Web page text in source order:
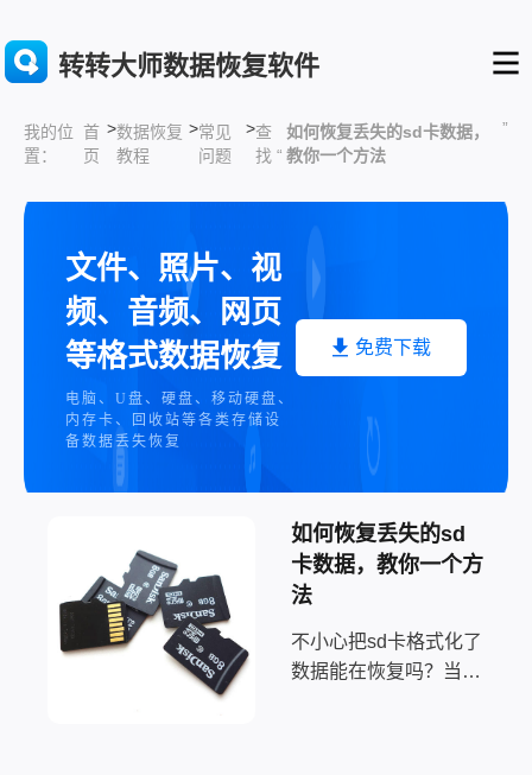
转转大师数据恢复软件
我的位
置：
首
页
>数据恢复
教程
>常见
问题
>查
找 “
如何恢复丢失的sd卡数据，
教你一个方法
”
文件、照片、视
频、音频、网页
等格式数据恢复
电脑、U盘、硬盘、移动硬盘、
内存卡、回收站等各类存储设
备数据丢失恢复
免费下载
如何恢复丢失的sd
卡数据，教你一个方
法
不小心把sd卡格式化了
数据能在恢复吗？当你